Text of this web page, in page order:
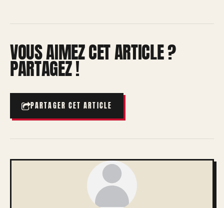
VOUS AIMEZ CET ARTICLE ?
PARTAGEZ !
PARTAGER CET ARTICLE